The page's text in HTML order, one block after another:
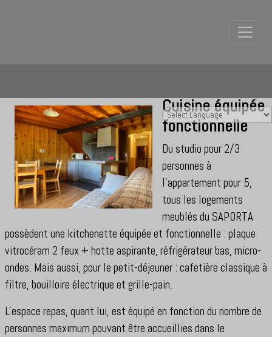
Cuisine équipée
fonctionnelle
Du studio pour 2/3
personnes à
l'appartement pour 5,
tous les logements
meublés du SAPORTA
possèdent une kitchenette équipée et fonctionnelle : plaque
vitrocéram 2 feux + hotte aspirante, réfrigérateur bas, micro-
ondes. Mais aussi, pour le petit-déjeuner : cafetière classique à
filtre, bouilloire électrique et grille-pain.
L'espace repas, quant lui, est équipé en fonction du nombre de
personnes maximum pouvant être accueillies dans le